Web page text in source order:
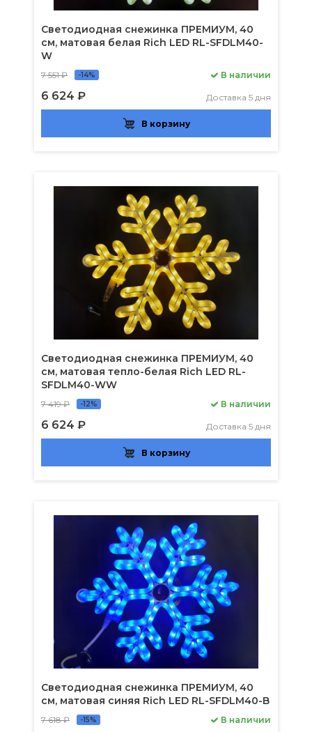
Светодиодная снежинка ПРЕМИУМ, 40
см, матовая белая Rich LED RL-SFDLM40-
W
7 551 ₽ -14%
6 624 ₽
В наличии
Доставка 5 дня
В корзину
Светодиодная снежинка ПРЕМИУМ, 40
см, матовая тепло-белая Rich LED RL-
SFDLM40-WW
7 419 ₽ -12%
6 624 ₽
В наличии
Доставка 5 дня
В корзину
Светодиодная снежинка ПРЕМИУМ, 40
см, матовая синяя Rich LED RL-SFDLM40-B
7 618 ₽ -15% В наличии